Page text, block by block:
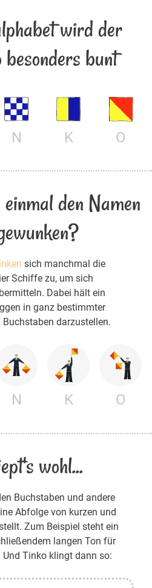
wird der
bunt
N K O
den Namen
sich manchmal die
Schiffe zu, um sich
Dabei hält ein
in ganz bestimmter
darzustellen.
N K O
wohl...
Buchstaben und andere
Abfolge von kurzen und
Zum Beispiel steht ein
langen Ton für
Und Tinko klingt dann so: